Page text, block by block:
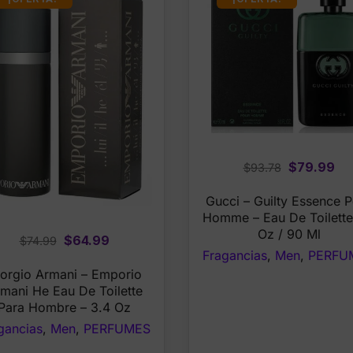
$74.99
Original
was:
$74.99.
$64.99Current
is:
$64.99.
Armani – Emporio
He Eau De Toilette
Hombre – 3.4 Oz
, Men, PERFUMES
$93.78
Original
was:
$93.78.
$79.99
is:
Gucci – Guilty Essence
Homme – Eau De
Oz / 90 Ml
Fragancias, Men,